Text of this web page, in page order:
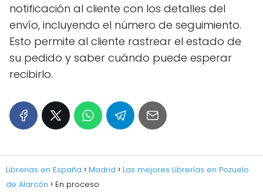
notificación al cliente con los detalles del
envío, incluyendo el número de seguimiento.
Esto permite al cliente rastrear el estado de
su pedido y saber cuándo puede esperar
recibirlo.
Librerias en España Madrid
Las mejores Librerías en Pozuelo
de Alarcón
En proceso